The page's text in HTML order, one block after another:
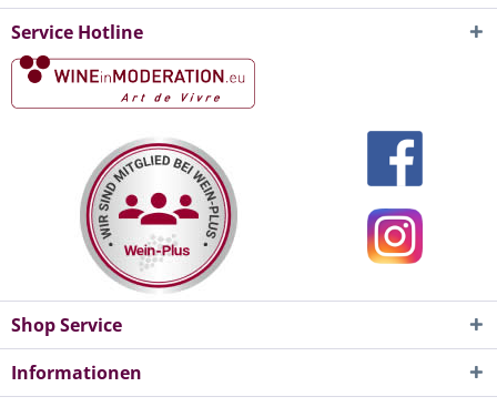
Service Hotline
Shop Service
Informationen